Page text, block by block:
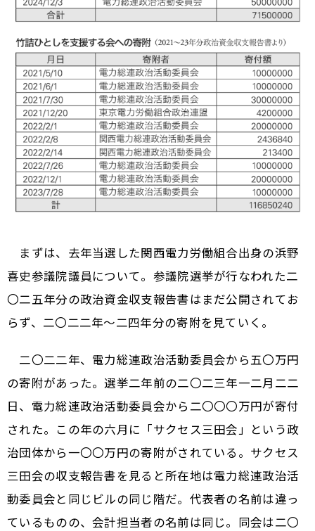
まずは、去年当選した関西電力労働組合出身の浜野
喜史参議院議員について。参議院選挙が行なわれた二
〇二五年分の政治資金収支報告書はまだ公開されてお
らず、二〇二二年〜二四年分の寄附を見ていく。
二〇二二年、電力総連政治活動委員会から五〇万円
の寄附があった。選挙二年前の二〇二三年一二月二二
日、電力総連政治活動委員会から二〇〇〇万円が寄付
された。この年の六月に「サクセス三田会」という政
治団体から一〇〇万円の寄附がされている。サクセス
三田会の収支報告書を見ると所在地は電力総連政治活
動委員会と同じビルの同じ階だ。代表者の名前は違っ
ているものの、会計担当者の名前は同じ。同会は二〇